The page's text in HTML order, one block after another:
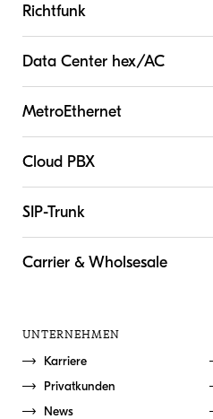
Richtfunk
Data Center hex/AC
MetroEthernet
Cloud PBX
SIP-Trunk
Carrier & Wholsesale
UNTERNEHMEN
Karriere
Privatkunden
News